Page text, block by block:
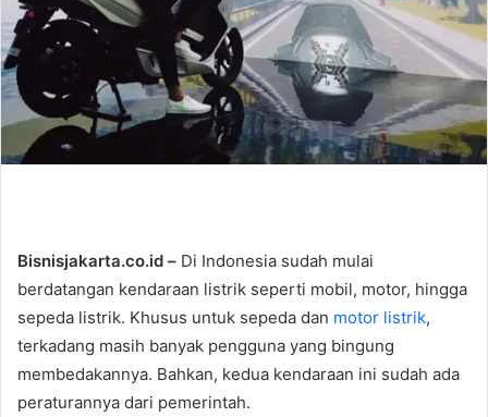
l
Bisnisjakarta.co.id – Di Indonesia sudah mulai
berdatangan kendaraan listrik seperti mobil, motor, hingga
sepeda listrik. Khusus untuk sepeda dan motor listrik,
terkadang masih banyak pengguna yang bingung
membedakannya. Bahkan, kedua kendaraan ini sudah ada
peraturannya dari pemerintah.